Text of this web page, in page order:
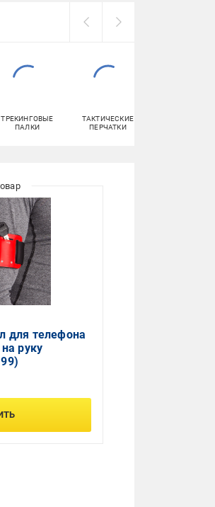
ТРЕКИНГОВЫЕ
ПАЛКИ
ТАКТИЧЕСКИЕ
ПЕРЧАТКИ
для телефона
руку